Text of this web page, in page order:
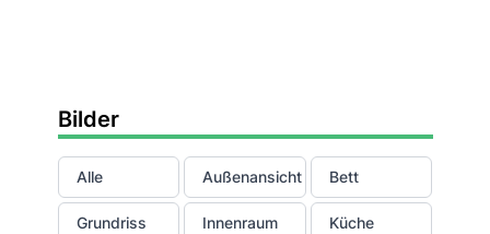
Bilder
Alle Außenansicht Bett
Grundriss Innenraum Küche